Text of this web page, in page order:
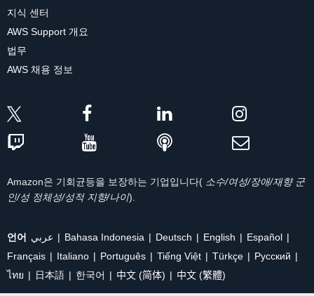
지식 센터
AWS Support 개요
법무
AWS 채용 정보
Amazon은 기회균등을 보장하는 기업입니다( 소수/여성/장애/재향 군
인/성 정체성/성적 지향/나이).
언어 عربي Bahasa Indonesia Deutsch English
Español
Français
Italiano Português Tiếng Việt Türkçe
Ρусский
ไทย
日本語 한국어 中文 (简体) 中文 (繁體)